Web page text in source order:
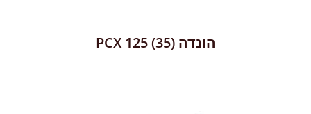
הונדה PCX 125(35)